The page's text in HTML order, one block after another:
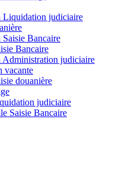
Liquidation judiciaire
Saisie Bancaire
Bancaire
Administration judiciaire
vacante
douanière
judiciaire
Saisie Bancaire